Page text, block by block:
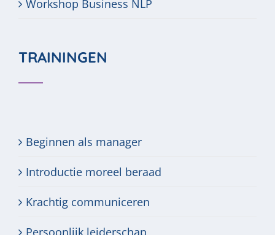
Workshop Business NLP
TRAININGEN
Beginnen als manager
Introductie moreel beraad
Krachtig communiceren
Persoonlijk leiderschap